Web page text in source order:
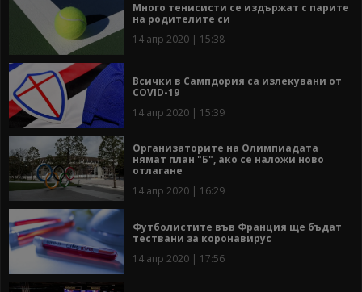
Много тенисисти се издържат с парите
на родителите си
14 апр 2020 | 15:38
Всички в Сампдория са излекувани от
COVID-19
14 апр 2020 | 15:39
Организаторите на Олимпиадата
нямат план "Б", ако се наложи ново
отлагане
14 апр 2020 | 16:29
Футболистите във Франция ще бъдат
тествани за коронавирус
14 апр 2020 | 17:56